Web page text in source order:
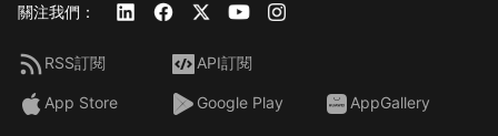
關注我們：
RSS訂閱 API訂閱
App Store Google Play AppGallery